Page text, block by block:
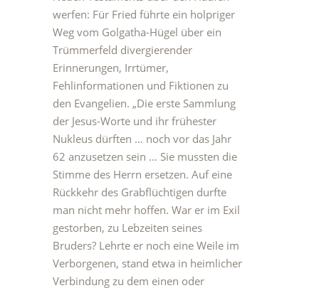
werfen: Für Fried führte ein holpriger
Weg vom Golgatha-Hügel über ein
Trümmerfeld divergierender
Erinnerungen, Irrtümer,
Fehlinformationen und Fiktionen zu
den Evangelien. „Die erste Sammlung
der Jesus-Worte und ihr frühester
Nukleus dürften … noch vor das Jahr
62 anzusetzen sein … Sie mussten die
Stimme des Herrn ersetzen. Auf eine
Rückkehr des Grabflüchtigen durfte
man nicht mehr hoffen. War er im Exil
gestorben, zu Lebzeiten seines
Bruders? Lehrte er noch eine Weile im
Verborgenen, stand etwa in heimlicher
Verbindung zu dem einen oder